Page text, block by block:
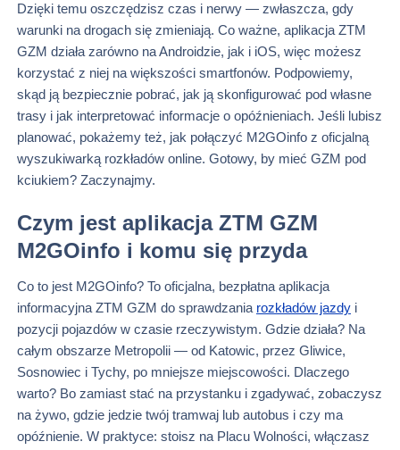
Dzięki temu oszczędzisz czas i nerwy — zwłaszcza, gdy
warunki na drogach się zmieniają. Co ważne, aplikacja ZTM
GZM działa zarówno na Androidzie, jak i iOS, więc możesz
korzystać z niej na większości smartfonów. Podpowiemy,
skąd ją bezpiecznie pobrać, jak ją skonfigurować pod własne
trasy i jak interpretować informacje o opóźnieniach. Jeśli lubisz
planować, pokażemy też, jak połączyć M2GOinfo z oficjalną
wyszukiwarką rozkładów online. Gotowy, by mieć GZM pod
kciukiem? Zaczynajmy.
Czym jest aplikacja ZTM GZM
M2GOinfo i komu się przyda
Co to jest M2GOinfo? To oficjalna, bezpłatna aplikacja
informacyjna ZTM GZM do sprawdzania rozkładów jazdy i
pozycji pojazdów w czasie rzeczywistym. Gdzie działa? Na
całym obszarze Metropolii — od Katowic, przez Gliwice,
Sosnowiec i Tychy, po mniejsze miejscowości. Dlaczego
warto? Bo zamiast stać na przystanku i zgadywać, zobaczysz
na żywo, gdzie jedzie twój tramwaj lub autobus i czy ma
opóźnienie. W praktyce: stoisz na Placu Wolności, włączasz